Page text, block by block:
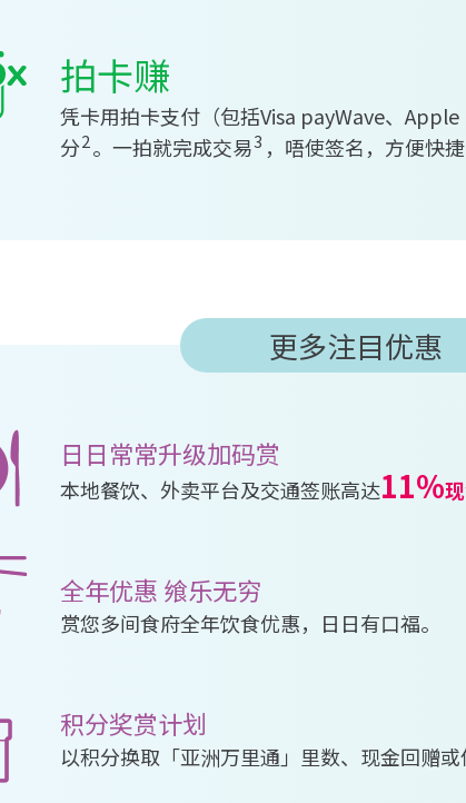
拍卡赚
凭卡用拍卡支付（包括Visa payWave、
分2。一拍就完成交易3 ，唔使签名，方便快
更多注目优惠
日日常常升级加码赏
本地餐饮、外卖平台及交通签账高达11%
全年优惠 飨乐无穷
赏您多间食府全年饮食优惠，日日有口福。
积分奖赏计划
以积分换取「亚洲万里通」里数、现金回赠或